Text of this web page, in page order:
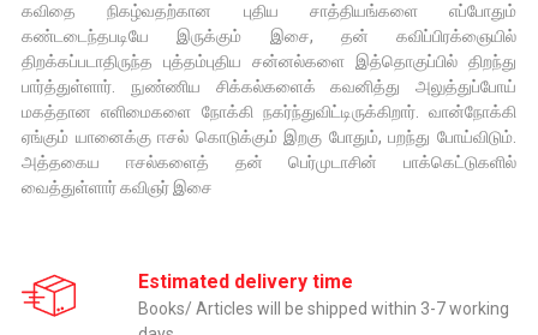
கவிதை நிகழ்வதற்கான புதிய சாத்தியங்களை எப்போதும்
கண்டடைந்தபடியே இருக்கும் இசை, தன் கவிப்பிரக்ஞையில்
திறக்கப்படாதிருந்த புத்தம்புதிய சன்னல்களை இத்தொகுப்பில் திறந்து
பார்த்துள்ளார். நுண்ணிய சிக்கல்களைக் கவனித்து அலுத்துப்போய்
மகத்தான எளிமைகளை நோக்கி நகர்ந்துவிட்டிருக்கிறார். வான்நோக்கி
ஏங்கும் யானைக்கு ஈசல் கொடுக்கும் இறகு போதும், பறந்து போய்விடும்.
அத்தகைய ஈசல்களைத் தன் பெர்முடாசின் பாக்கெட்டுகளில்
வைத்துள்ளார் கவிஞர் இசை
Estimated delivery time
Books/ Articles will be shipped within 3-7 working